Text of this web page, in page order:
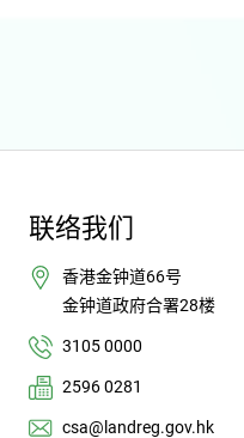
联络我们
香港金钟道66号
金钟道政府合署28楼
3105 0000
2596 0281
csa@landreg.gov.hk